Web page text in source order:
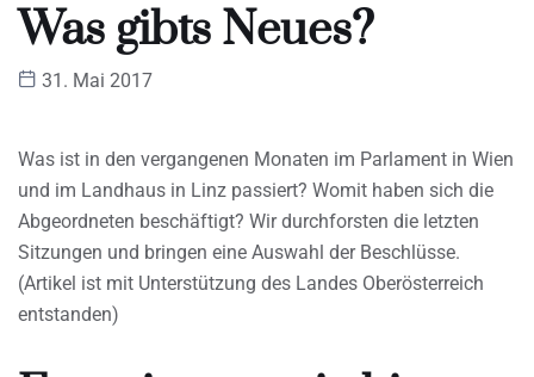
Was gibts Neues?
31. Mai 2017
Was ist in den vergangenen Monaten im Parlament in Wien
und im Landhaus in Linz passiert? Womit haben sich die
Abgeordneten beschäftigt? Wir durchforsten die letzten
Sitzungen und bringen eine Auswahl der Beschlüsse.
(Artikel ist mit Unterstützung des Landes Oberösterreich
entstanden)